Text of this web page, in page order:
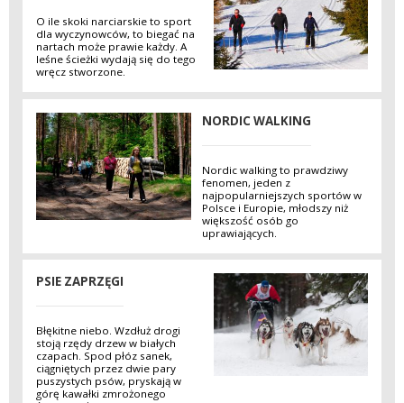
O ile skoki narciarskie to sport
dla wyczynowców, to biegać na
nartach może prawie każdy. A
leśne ścieżki wydają się do tego
wręcz stworzone.
NORDIC WALKING
Nordic walking to prawdziwy
fenomen, jeden z
najpopularniejszych sportów w
Polsce i Europie, młodszy niż
większość osób go
uprawiających.
PSIE ZAPRZĘGI
Błękitne niebo. Wzdłuż drogi
stoją rzędy drzew w białych
czapach. Spod płóz sanek,
ciągniętych przez dwie pary
puszystych psów, pryskają w
górę kawałki zmrożonego